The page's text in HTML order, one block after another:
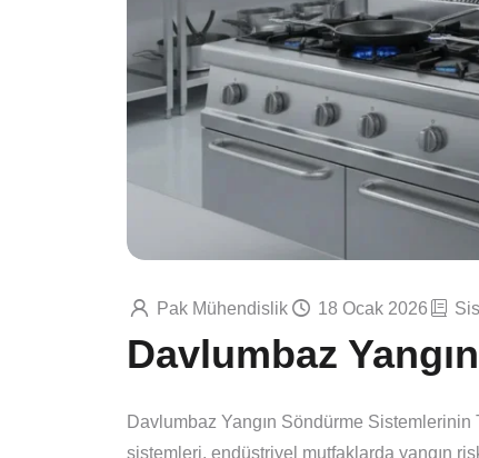
Pak Mühendislik 18 Ocak 2026
Davlumbaz
Davlumbaz Yangın Söndürme Sistemlerinin
sistemleri, endüstriyel mutfaklarda yangın